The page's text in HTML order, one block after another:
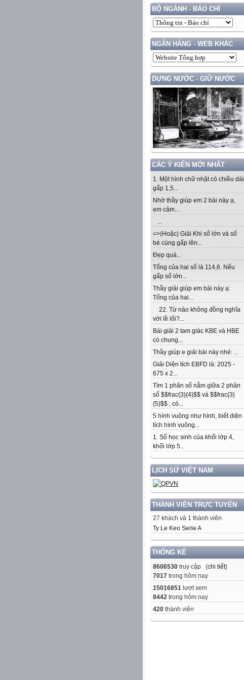
BỘ NGÀNH - BÁO CHÍ
NGÂN HÀNG - WEB KHÁC
DỰNG NƯỚC - GIỮ NƯỚC
CÁC Ý KIẾN MỚI NHẤT
1. Một hình chữ nhật có chiều dài
gấp 1,5...
Nhờ thầy giúp em 2 bài này ạ,
em cảm...
...
=>(Hoặc) Giải Khi số lớn và số
bé cùng gấp lên...
Đẹp quá...
Tổng của hai số là 114,6. Nếu
gấp số lớn...
Thầy giải giúp em bài này ạ:
Tổng của hai...
22. Từ nào không đồng nghĩa
với lề lối?...
Bài giải 2 tam giác KBE và HBE
có chung...
Thầy giúp e giải bài này nhé: ...
Giải Diện tích EBFD là: 2025 -
675 x 2...
Tìm 1 phân số nằm giữa 2 phân
số $$frac{3}{4}$$ và $$frac{3}
{5}$$ , có...
5 hình vuông như hình, biết diện
tích hình vuông...
1. Số học sinh của khối lớp 4,
khối lớp 5...
LỊCH SỬ VIỆT NAM
THÀNH VIÊN TRỰC TUYẾN
27 khách và 1 thành viên
Ty Le Keo Serie A
THỐNG KÊ
8606530 truy cập (chi tiết)
7017 trong hôm nay
15016851 lượt xem
8442 trong hôm nay
420 thành viên